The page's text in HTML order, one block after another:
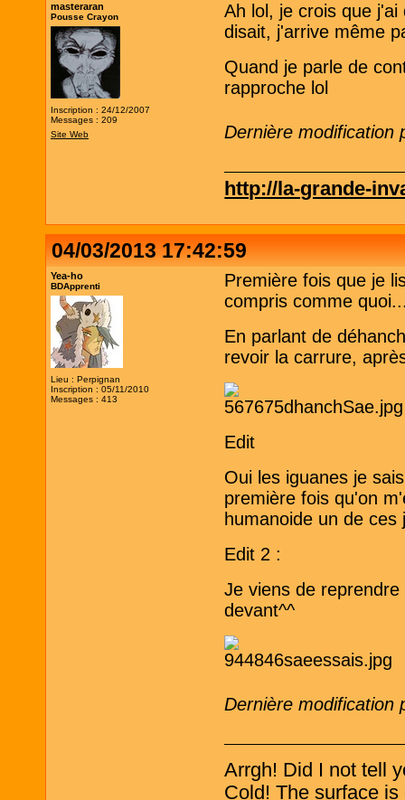
masteraran
Pousse Crayon
Inscription : 24/12/2007
Messages : 209
Site Web
Ah lol, je crois que
disait, j'arrive même
Quand je parle de
rapproche lol
Dernière modification
http://la-grande-
04/03/2013 17:42:59
Yea-ho
BDApprenti
Lieu : Perpignan
Inscription : 05/11/2010
Messages : 413
Première fois que je
compris comme
En parlant de
revoir la carrure,
Edit
Oui les iguanes je
première fois qu'on
humanoide un de ces
Edit 2 :
Je viens de
devant^^
Dernière modification
Arrgh! Did I not tell
Cold! The surface